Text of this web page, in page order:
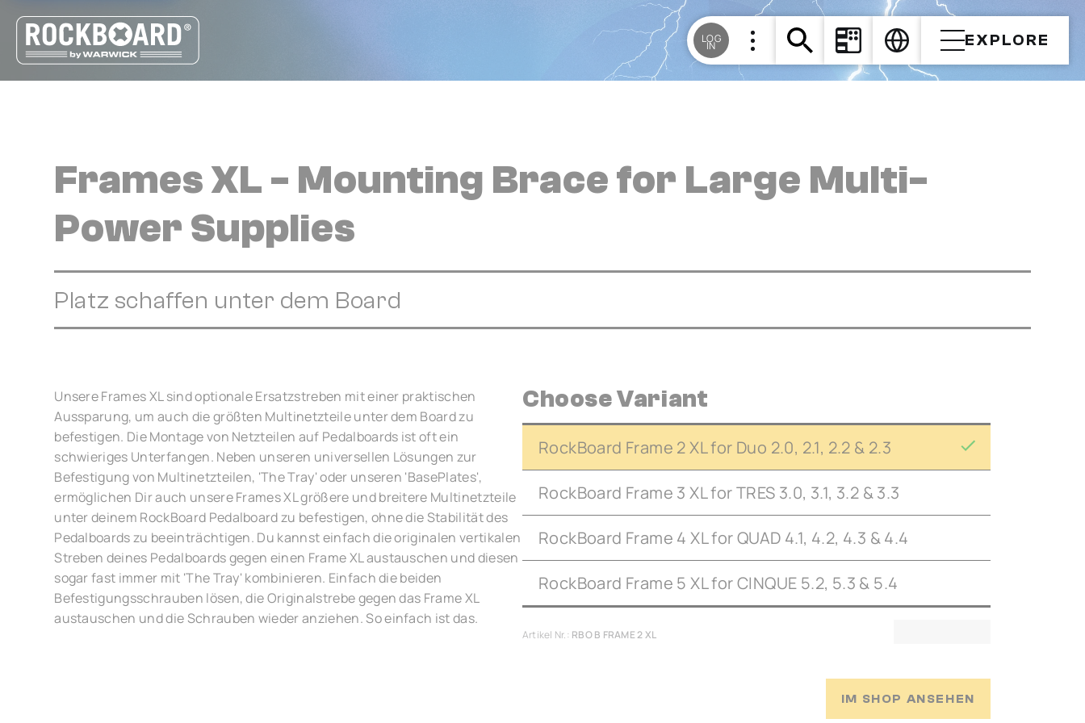
LOG
IN EXPLORE
Frames XL - Mounting Brace for Large Multi-
Power Supplies
Platz schaffen unter dem Board
Unsere Frames XL sind optionale Ersatzstreben mit einer praktischen
Aussparung, um auch die größten Multinetzteile unter dem Board zu
befestigen. Die Montage von Netzteilen auf Pedalboards ist oft ein
schwieriges Unterfangen. Neben unseren universellen Lösungen zur
Befestigung von Multinetzteilen, 'The Tray' oder unseren 'BasePlates',
ermöglichen Dir auch unsere Frames XL größere und breitere Multinetzteile
unter deinem RockBoard Pedalboard zu befestigen, ohne die Stabilität des
Pedalboards zu beeinträchtigen. Du kannst einfach die originalen vertikalen
Streben deines Pedalboards gegen einen Frame XL austauschen und diesen
sogar fast immer mit 'The Tray' kombinieren. Einfach die beiden
Befestigungsschrauben lösen, die Originalstrebe gegen das Frame XL
austauschen und die Schrauben wieder anziehen. So einfach ist das.
Choose Variant
RockBoard Frame 2 XL for Duo 2.0, 2.1, 2.2 & 2.3
RockBoard Frame 3 XL for TRES 3.0, 3.1, 3.2 & 3.3
RockBoard Frame 4 XL for QUAD 4.1, 4.2, 4.3 & 4.4
RockBoard Frame 5 XL for CINQUE 5.2, 5.3 & 5.4
Artikel Nr.: RBO B FRAME 2 XL
IM SHOP ANSEHEN